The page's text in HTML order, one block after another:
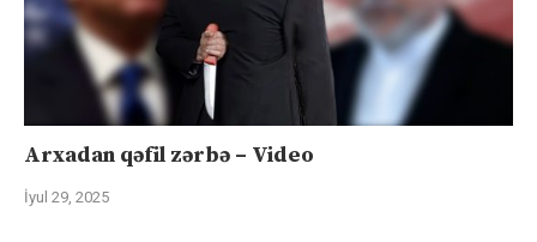
Arxadan qəfil zərbə – Video
İyul 29, 2025